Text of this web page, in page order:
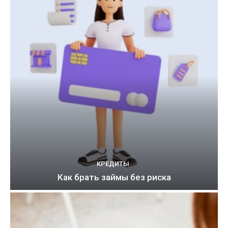
КРЕДИТЫ
Как брать займы без риска